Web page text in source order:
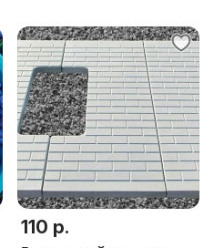
110 р.